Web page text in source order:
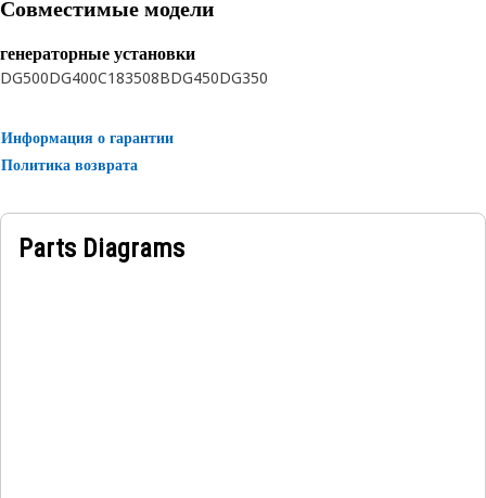
Совместимые модели
генераторные установки
DG500DG400C183508BDG450DG350
Информация о гарантии
Политика возврата
Parts Diagrams